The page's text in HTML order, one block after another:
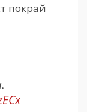
покрай